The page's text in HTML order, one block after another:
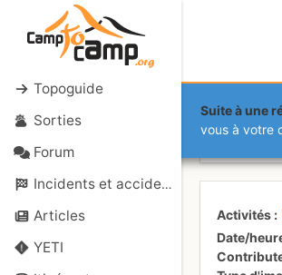
Topoguide
Sorties
Forum
Incidents et accidents
Articles
YETI
Suite à une
vous à votre
Activités
Date/